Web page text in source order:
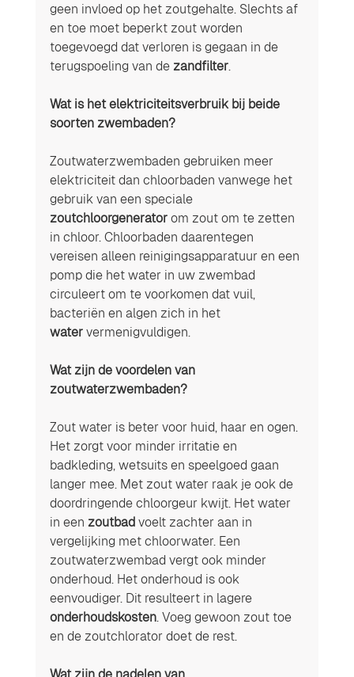
geen invloed op het zoutgehalte. Slechts af
en toe moet beperkt zout worden
toegevoegd dat verloren is gegaan in de
terugspoeling van de zandfilter.
Wat is het elektriciteitsverbruik bij beide
soorten zwembaden?
Zoutwaterzwembaden gebruiken meer
elektriciteit dan chloorbaden vanwege het
gebruik van een speciale
zoutchloorgenerator om zout om te zetten
in chloor. Chloorbaden daarentegen
vereisen alleen reinigingsapparatuur en een
pomp die het water in uw zwembad
circuleert om te voorkomen dat vuil,
bacteriën en algen zich in het
water vermenigvuldigen.
Wat zijn de voordelen van
zoutwaterzwembaden?
Zout water is beter voor huid, haar en ogen.
Het zorgt voor minder irritatie en
badkleding, wetsuits en speelgoed gaan
langer mee. Met zout water raak je ook de
doordringende chloorgeur kwijt. Het water
in een zoutbad voelt zachter aan in
vergelijking met chloorwater. Een
zoutwaterzwembad vergt ook minder
onderhoud. Het onderhoud is ook
eenvoudiger. Dit resulteert in lagere
onderhoudskosten. Voeg gewoon zout toe
en de zoutchlorator doet de rest.